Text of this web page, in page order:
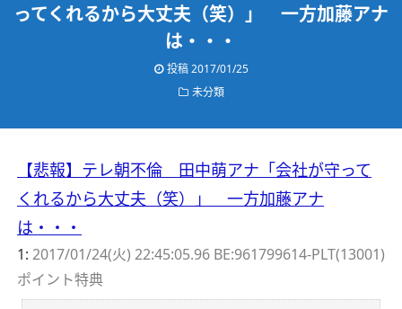
ってくれるから大丈夫（笑）」 一方加藤アナ
は・・・
投稿2017/01/25
未分類
【悲報】テレ朝不倫 田中萌アナ「会社が守って
くれるから大丈夫（笑）」 一方加藤アナ
は・・・
1: 2017/01/24(火) 22:45:05.96 BE:961799614-PLT(13001)
ポイント特典